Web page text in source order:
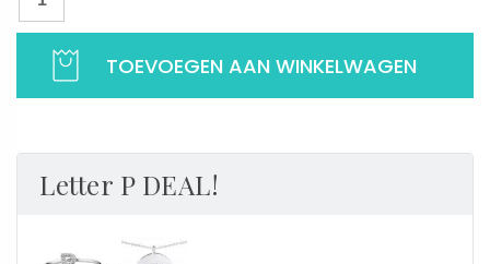
zirkonia
ring
met
TOEVOEGEN AAN WINKELWAGEN
Letter P DEAL!